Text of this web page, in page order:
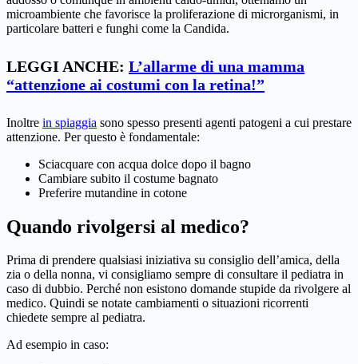
microambiente che favorisce la proliferazione di microrganismi, in
particolare batteri e funghi come la Candida.
LEGGI ANCHE: L’allarme di una mamma
“attenzione ai costumi con la retina!”
Inoltre in spiaggia sono spesso presenti agenti patogeni a cui prestare
attenzione. Per questo è fondamentale:
Sciacquare con acqua dolce dopo il bagno
Cambiare subito il costume bagnato
Preferire mutandine in cotone
Quando rivolgersi al medico?
Prima di prendere qualsiasi iniziativa su consiglio dell’amica, della
zia o della nonna, vi consigliamo sempre di consultare il pediatra in
caso di dubbio. Perché non esistono domande stupide da rivolgere al
medico. Quindi se notate cambiamenti o situazioni ricorrenti
chiedete sempre al pediatra.
Ad esempio in caso: